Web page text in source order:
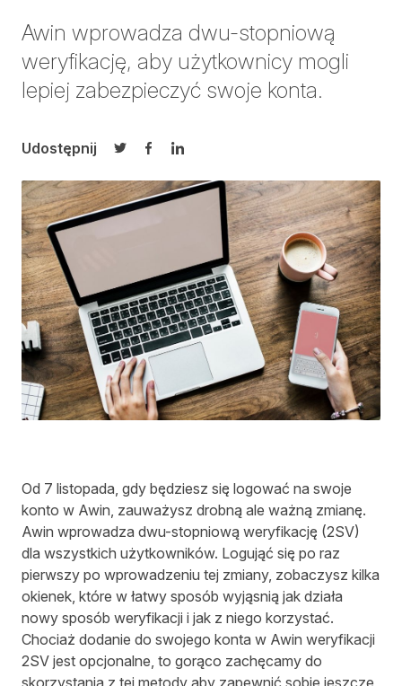
Awin wprowadza dwu-stopniową
weryfikację, aby użytkownicy mogli
lepiej zabezpieczyć swoje konta.
Udostępnij
Udostępnij na Twitterze
Udostępnij na Facebooku
Udostępnij na LinkedIn
Od 7 listopada, gdy będziesz się logować na swoje
konto w Awin, zauważysz drobną ale ważną zmianę.
Awin wprowadza dwu-stopniową weryfikację (2SV)
dla wszystkich użytkowników. Logująć się po raz
pierwszy po wprowadzeniu tej zmiany, zobaczysz kilka
okienek, które w łatwy sposób wyjąsnią jak działa
nowy sposób weryfikacji i jak z niego korzystać.
Chociaż dodanie do swojego konta w Awin weryfikacji
2SV jest opcjonalne, to gorąco zachęcamy do
skorzystania z tej metody aby zapewnić sobie jeszcze